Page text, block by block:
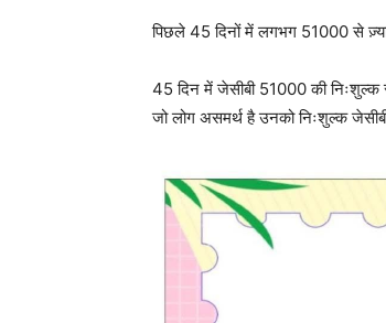
पिछले 45 दिनों में लगभग 51000 से
45 दिन में जेसीबी 51000 की निःशुल्क
जो लोग असमर्थ है उनको निःशुल्क जेसीबी